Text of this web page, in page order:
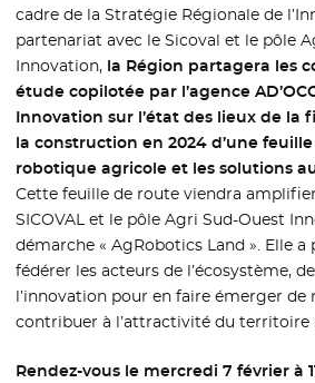
cadre de la Stratégie Régionale de
partenariat avec le Sicoval et le pôle
Innovation, la Région partagera les
étude copilotée par l’agence
Innovation sur l’état des lieux de la
la construction en 2024 d’une
robotique agricole et les solutions
Cette feuille de route viendra
SICOVAL et le pôle Agri Sud-Ouest
démarche « AgRobotics Land ». Elle
fédérer les acteurs de l’écosystème,
l’innovation pour en faire émerger de
contribuer à l’attractivité du territoire
Rendez-vous le mercredi 7 février à